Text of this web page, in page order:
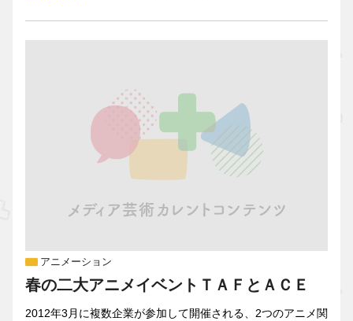
アニメーション
春の二大アニメイベントＴＡＦとＡＣＥ
2012年3月に複数企業が参加して開催される、2つのアニメ関